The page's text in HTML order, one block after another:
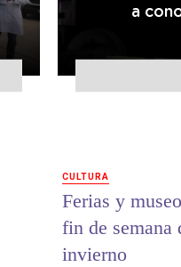
a
CULTURA
Ferias y
fin de semana
invierno